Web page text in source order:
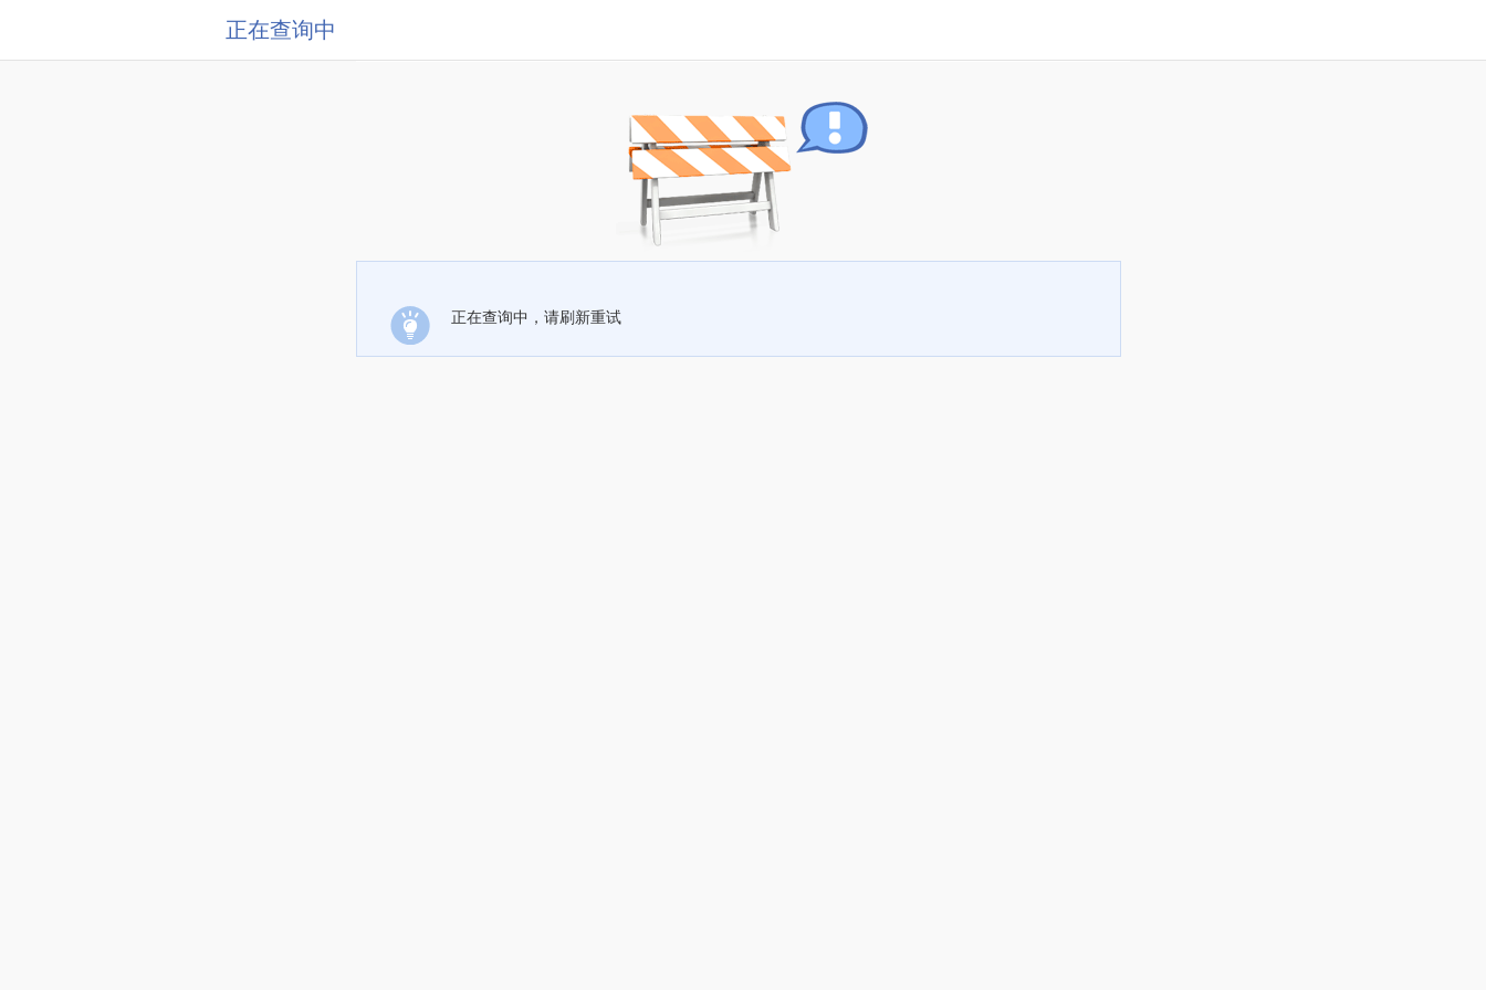
正在查询中
正在查询中，请刷新重试